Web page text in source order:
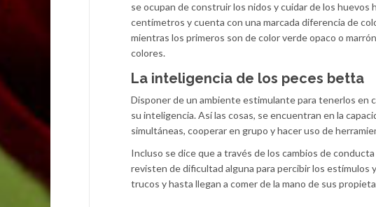
se ocupan de construir los nidos y cuidar de los huevos
centímetros y cuenta con una marcada diferencia de
mientras los primeros son de color verde opaco o
colores.
La inteligencia de los peces betta
Disponer de un ambiente estimulante para tenerlos en
su inteligencia. Así las cosas, se encuentran en la
simultáneas, cooperar en grupo y hacer uso de
Incluso se dice que a través de los cambios de
revisten de dificultad alguna para percibir los estímulos
trucos y hasta llegan a comer de la mano de sus